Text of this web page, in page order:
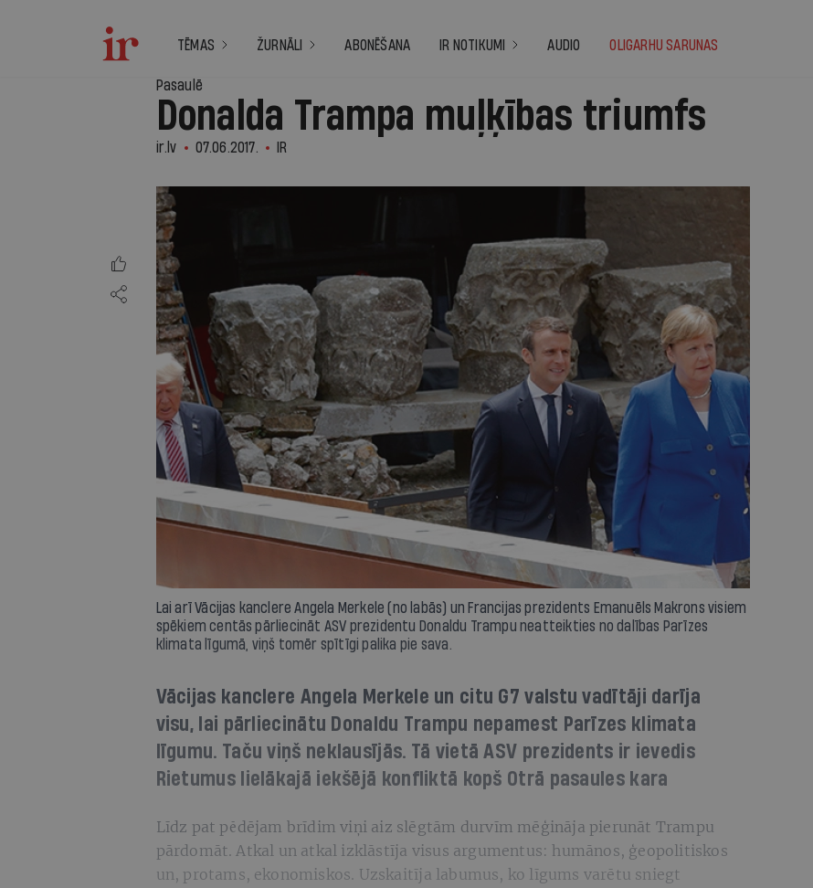
TĒMAS ŽURNĀLI ABONĒŠANA IR NOTIKUMI AUDIO OLIGARHU SARUNAS
Pasaulē
Donalda Trampa muļķības triumfs
ir.lv 07.06.2017. IR
Lai arī Vācijas kanclere Angela Merkele (no labās) un Francijas prezidents Emanuēls Makrons visiem
spēkiem centās pārliecināt ASV prezidentu Donaldu Trampu neatteikties no dalības Parīzes
klimata līgumā, viņš tomēr spītīgi palika pie sava.
Vācijas kanclere Angela Merkele un citu G7 valstu vadītāji darīja
visu, lai pārliecinātu Donaldu Trampu nepamest Parīzes klimata
līgumu. Taču viņš neklausījās. Tā vietā ASV prezidents ir ievedis
Rietumus lielākajā iekšējā konfliktā kopš Otrā pasaules kara
Līdz pat pēdējam brīdim viņi aiz slēgtām durvīm mēģināja pierunāt Trampu
pārdomāt. Atkal un atkal izklāstīja visus argumentus: humānos, ģeopolitiskos
un, protams, ekonomiskos. Uzskaitīja labumus, ko līgums varētu sniegt